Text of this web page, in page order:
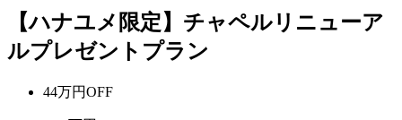
【ハナユメ限定】チャペルリニューア
ルプレゼントプラン
44万円OFF